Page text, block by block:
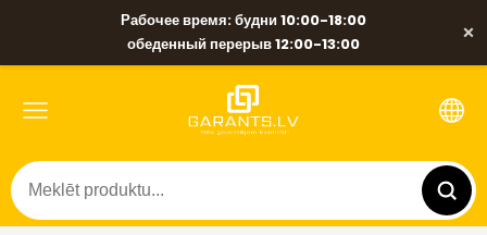
Рабочее время: будни 10:00-18:00
обеденный перерыв 12:00-13:00
×